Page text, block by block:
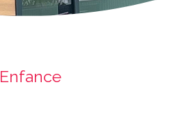
Enfance